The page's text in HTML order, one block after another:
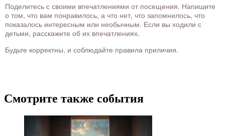
Поделитесь с своими впечатлениями от посещения. Напишите
о том, что вам понравилось, а что нет, что запомнилось, что
показалось интересным или необычным. Если вы ходили с
детьми, расскажите об их впечатлениях.
Будьте корректны, и соблюдайте правила приличия.
Смотрите также события